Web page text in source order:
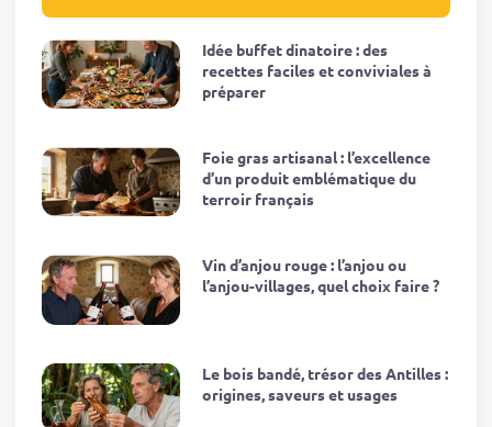
Idée buffet dinatoire : des
recettes faciles et conviviales à
préparer
Foie gras artisanal : l’excellence
d’un produit emblématique du
terroir français
Vin d’anjou rouge : l’anjou ou
l’anjou-villages, quel choix faire ?
Le bois bandé, trésor des Antilles :
origines, saveurs et usages